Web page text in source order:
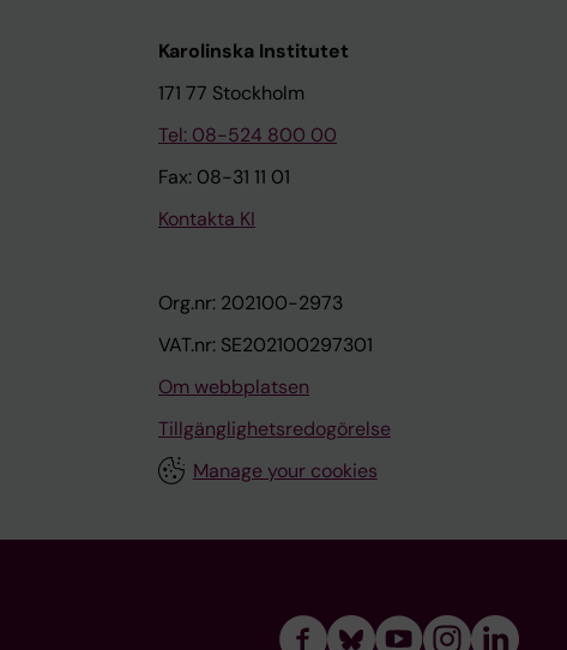
Karolinska Institutet
171 77 Stockholm
Tel: 08-524 800 00
Fax: 08-31 11 01
Kontakta KI
Org.nr: 202100-2973
VAT.nr: SE202100297301
Om webbplatsen
Tillgänglighetsredogörelse
Manage your cookies